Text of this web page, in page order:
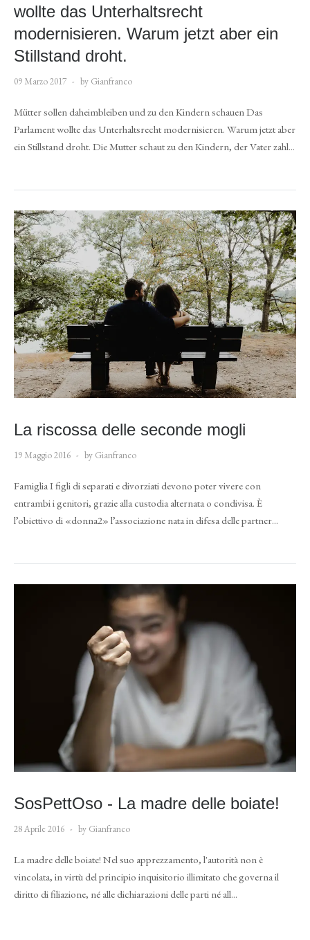
wollte das Unterhaltsrecht
modernisieren. Warum jetzt aber ein
Stillstand droht.
09 Marzo 2017 by Gianfranco
Mütter sollen daheimbleiben und zu den Kindern schauen Das
Parlament wollte das Unterhaltsrecht modernisieren. Warum jetzt aber
ein Stillstand droht. Die Mutter schaut zu den Kindern, der Vater zahl...
La riscossa delle seconde mogli
19 Maggio 2016 by Gianfranco
Famiglia I figli di separati e divorziati devono poter vivere con
entrambi i genitori, grazie alla custodia alternata o condivisa. È
l’obiettivo di «donna2» l’associazione nata in difesa delle partner...
SosPettOso - La madre delle boiate!
28 Aprile 2016 by Gianfranco
La madre delle boiate! Nel suo apprezzamento, l'autorità non è
vincolata, in virtù del principio inquisitorio illimitato che governa il
diritto di filiazione, né alle dichiarazioni delle parti né all...